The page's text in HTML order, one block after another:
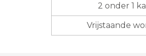
2 onder 1
Vrijstaande